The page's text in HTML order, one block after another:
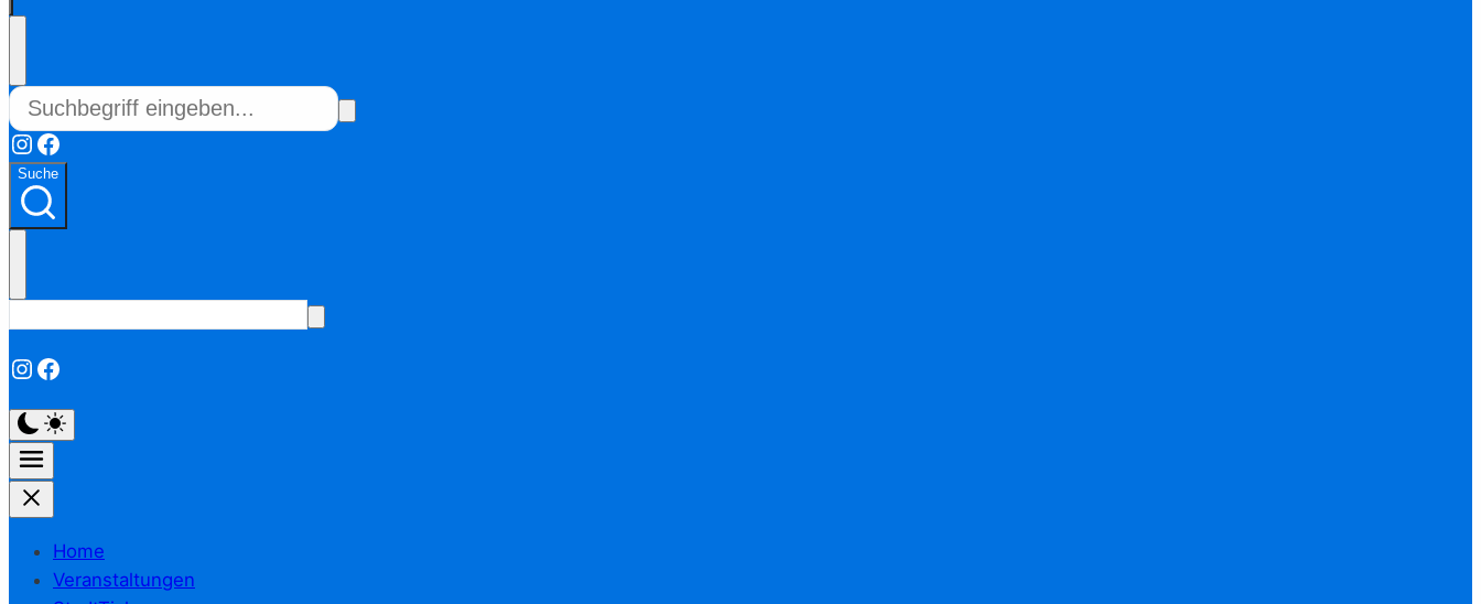
Instagram
Facebook
Suche
Instagram
Facebook
Home
Veranstaltungen